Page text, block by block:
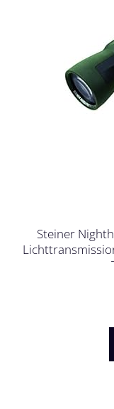
Steiner